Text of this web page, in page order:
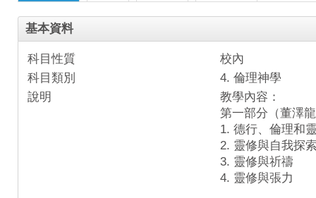
基本資料
科目性質
校內
科目類別
4. 倫理神學
說明
教學內容：
第一部分（董澤
1. 德行、倫理和
2. 靈修與自我探
3. 靈修與祈禱
4. 靈修與張力